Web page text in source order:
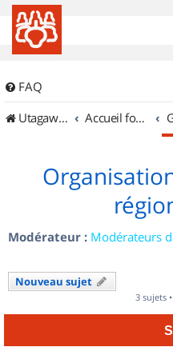
FAQ
UtagawaVTT (Randos VTT et VTTAE avec traces GPS)
Accueil forum
Modérateur : Modérateurs
Nouveau sujet
3 sujets